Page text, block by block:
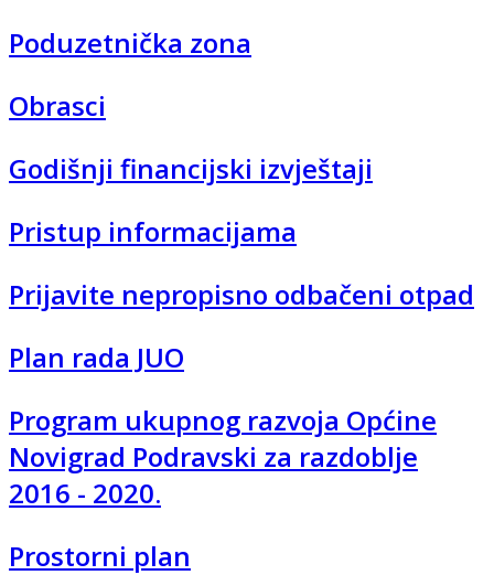
Poduzetnička zona
Obrasci
Godišnji financijski izvještaji
Pristup informacijama
Prijavite nepropisno odbačeni otpad
Plan rada JUO
Program ukupnog razvoja Općine
Novigrad Podravski za razdoblje
2016 - 2020.
Prostorni plan